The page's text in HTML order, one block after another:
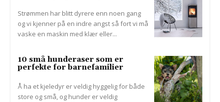
Strømmen har blitt dyrere enn noen gang
og vi kjenner på en indre angst så fort vi må
vaske en maskin med klær eller...
10 små hunderaser som er
perfekte for barnefamilier
Å ha et kjeledyr er veldig hyggelig for både
store og små, og hunder er veldig